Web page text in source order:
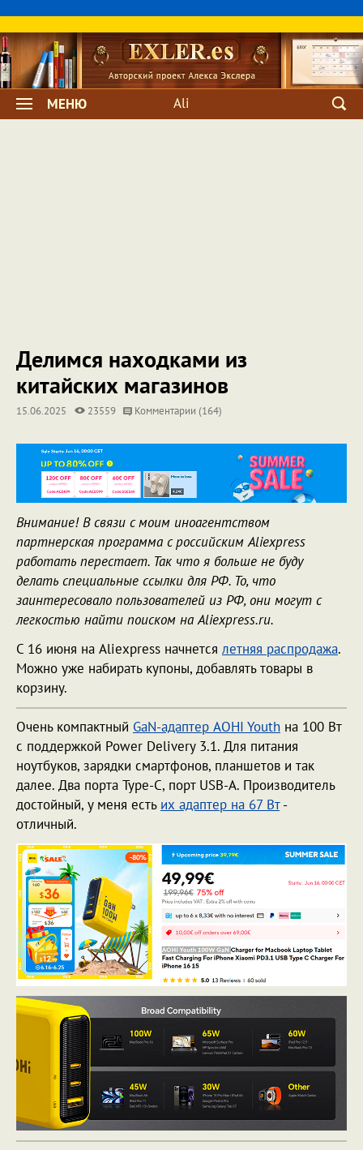
МЕНЮ Ali
Делимся находками из
китайских магазинов
15.06.2025 23559 Комментарии (164)
Внимание! В связи с моим иноагентством
партнерская программа с российским Aliexpress
работать перестает. Так что я больше не буду
делать специальные ссылки для РФ. То, что
заинтересовало пользователей из РФ, они могут с
легкостью найти поиском на Aliexpress.ru.
С 16 июня на Aliexpress начнется летняя распродажа.
Можно уже набирать купоны, добавлять товары в
корзину.
Очень компактный GaN-адаптер AOHI Youth на 100 Вт
с поддержкой Power Delivery 3.1. Для питания
ноутбуков, зарядки смартфонов, планшетов и так
далее. Два порта Type-C, порт USB-A. Производитель
достойный, у меня есть их адаптер на 67 Вт-
отличный.